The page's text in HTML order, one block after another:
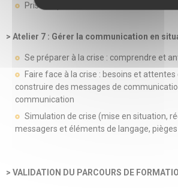
Prise de parole, choix des mots
> Atelier 7 : Gérer la communication en
Se préparer à la crise : comprendre et
Faire face à la crise : besoins et
construire des messages de
communication
Simulation de crise (mise en situation,
messagers et éléments de langage,
> VALIDATION DU PARCOURS DE